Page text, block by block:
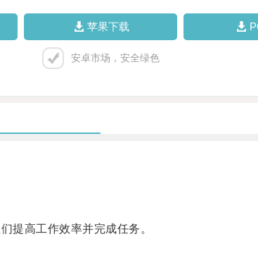
苹果下载
安卓市场，安全绿色
高工作效率并完成任务。